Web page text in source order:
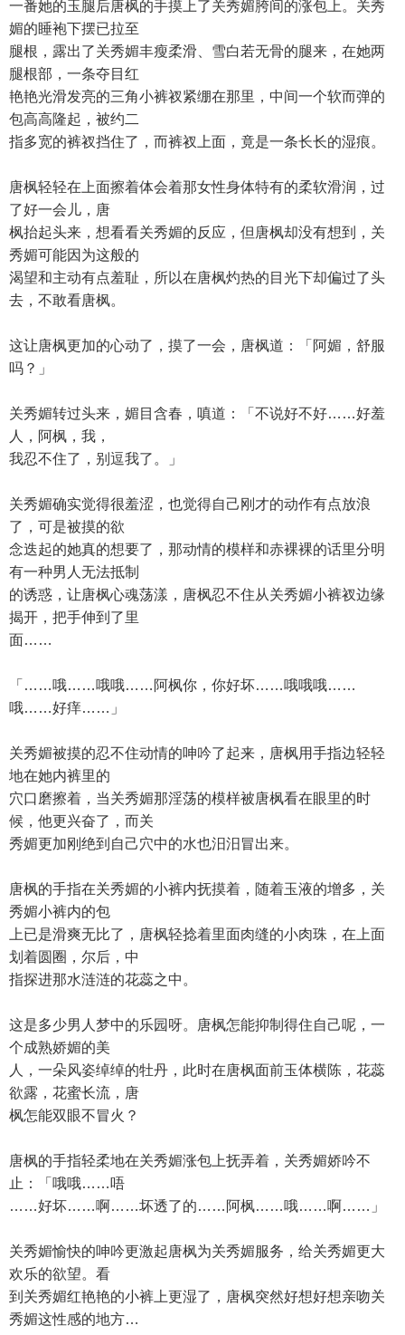
一番她的玉腿后唐枫的手摸上了关秀媚胯间的涨包上。关秀
媚的睡袍下摆已拉至
腿根，露出了关秀媚丰瘦柔滑、雪白若无骨的腿来，在她两
腿根部，一条夺目红
艳艳光滑发亮的三角小裤衩紧绷在那里，中间一个软而弹的
包高高隆起，被约二
指多宽的裤衩挡住了，而裤衩上面，竟是一条长长的湿痕。
唐枫轻轻在上面擦着体会着那女性身体特有的柔软滑润，过
了好一会儿，唐
枫抬起头来，想看看关秀媚的反应，但唐枫却没有想到，关
秀媚可能因为这般的
渴望和主动有点羞耻，所以在唐枫灼热的目光下却偏过了头
去，不敢看唐枫。
这让唐枫更加的心动了，摸了一会，唐枫道：「阿媚，舒服
吗？」
关秀媚转过头来，媚目含春，嗔道：「不说好不好……好羞
人，阿枫，我，
我忍不住了，别逗我了。」
关秀媚确实觉得很羞涩，也觉得自己刚才的动作有点放浪
了，可是被摸的欲
念迭起的她真的想要了，那动情的模样和赤裸裸的话里分明
有一种男人无法抵制
的诱惑，让唐枫心魂荡漾，唐枫忍不住从关秀媚小裤衩边缘
揭开，把手伸到了里
面……
「……哦……哦哦……阿枫你，你好坏……哦哦哦……
哦……好痒……」
关秀媚被摸的忍不住动情的呻吟了起来，唐枫用手指边轻轻
地在她内裤里的
穴口磨擦着，当关秀媚那淫荡的模样被唐枫看在眼里的时
候，他更兴奋了，而关
秀媚更加刚绝到自己穴中的水也汨汨冒出来。
唐枫的手指在关秀媚的小裤内抚摸着，随着玉液的增多，关
秀媚小裤内的包
上已是滑爽无比了，唐枫轻捻着里面肉缝的小肉珠，在上面
划着圆圈，尔后，中
指探进那水涟涟的花蕊之中。
这是多少男人梦中的乐园呀。唐枫怎能抑制得住自己呢，一
个成熟娇媚的美
人，一朵风姿绰绰的牡丹，此时在唐枫面前玉体横陈，花蕊
欲露，花蜜长流，唐
枫怎能双眼不冒火？
唐枫的手指轻柔地在关秀媚涨包上抚弄着，关秀媚娇吟不
止：「哦哦……唔
……好坏……啊……坏透了的……阿枫……哦……啊……」
关秀媚愉快的呻吟更激起唐枫为关秀媚服务，给关秀媚更大
欢乐的欲望。看
到关秀媚红艳艳的小裤上更湿了，唐枫突然好想好想亲吻关
秀媚这性感的地方…